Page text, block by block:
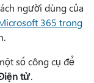
người dùng của
365 trong
số công cụ để
tử.